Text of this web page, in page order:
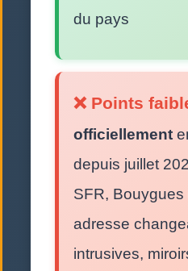
du pays
❌ Points
officiellement
depuis juillet
SFR, Bouygues
adresse
intrusives,